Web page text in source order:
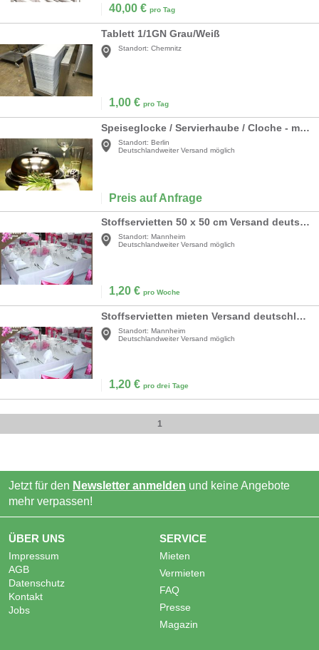
40,00 € pro Tag
Tablett 1/1GN Grau/Weiß
Standort: Chemnitz
1,00 € pro Tag
Speiseglocke / Servierhaube / Cloche - mit Unterteller
Standort: Berlin
Deutschlandweiter Versand möglich
Preis auf Anfrage
Stoffservietten 50 x 50 cm Versand deutschlandweit
Standort: Mannheim
Deutschlandweiter Versand möglich
1,20 € pro Woche
Stoffservietten mieten Versand deutschlandweit
Standort: Mannheim
Deutschlandweiter Versand möglich
1,20 € pro drei Tage
1
Jetzt für den Newsletter anmelden und keine Angebote
mehr verpassen!
ÜBER UNS
Impressum
AGB
Datenschutz
Kontakt
Jobs
SERVICE
Mieten
Vermieten
FAQ
Presse
Magazin